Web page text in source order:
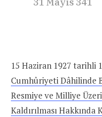
15 Haziran 1927 tarihli
Cumhûriyeti Dâhilinde
Resmiye ve Milliye
Kaldırılması Hakkında